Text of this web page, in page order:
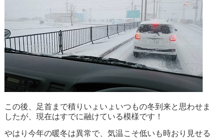
この後、足首まで積りいょいょいつもの冬到来と思わせま
したが、現在はすでに融けている模様です！
やはり今年の暖冬は異常で、気温こそ低いも時おり見せる